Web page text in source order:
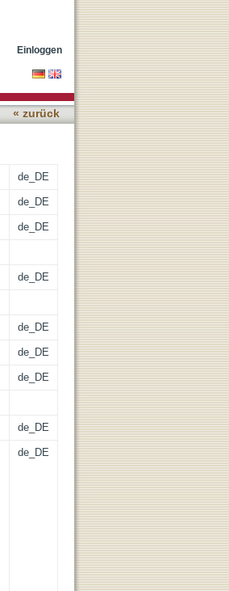
Einloggen
« zurück
de_DE
de_DE
de_DE
de_DE
de_DE
de_DE
de_DE
de_DE
de_DE